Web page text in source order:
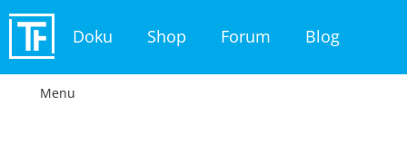
Doku Shop Forum Blog
Menu